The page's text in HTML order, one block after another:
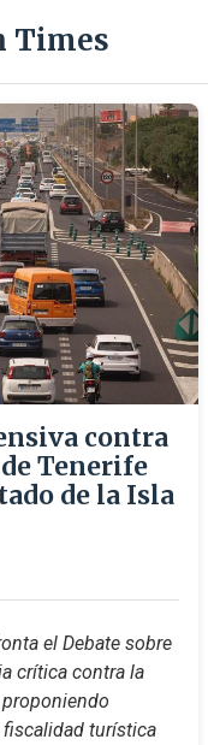
Times
contra
Tenerife
de la Isla
el Debate sobre
crítica contra la
proponiendo
turística